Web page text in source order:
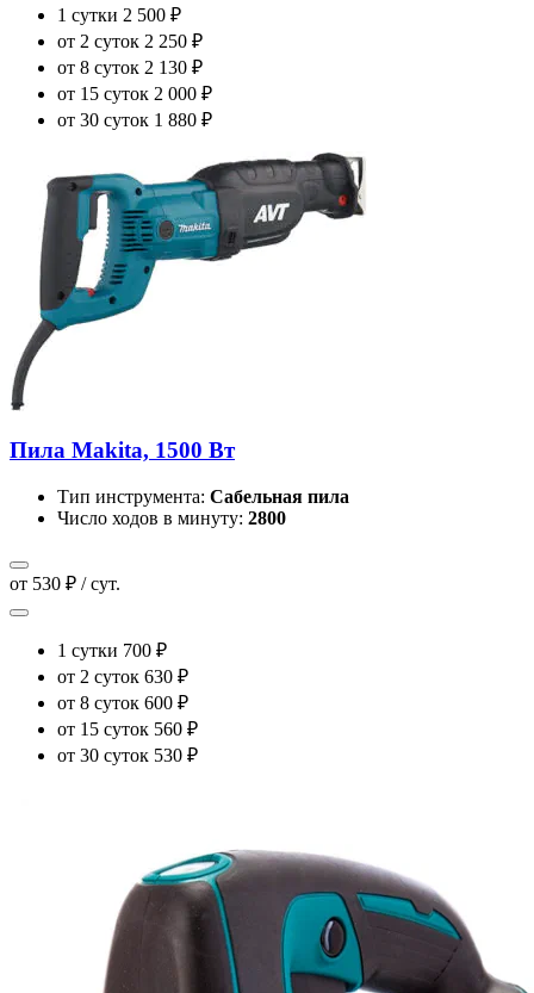
1 сутки 2 500 ₽
от 2 суток 2 250 ₽
от 8 суток 2 130 ₽
от 15 суток 2 000 ₽
от 30 суток 1 880 ₽
Пила Makita, 1500 Вт
Тип инструмента: Сабельная пила
Число ходов в минуту: 2800
от 530 ₽ / сут.
1 сутки 700 ₽
от 2 суток 630 ₽
от 8 суток 600 ₽
от 15 суток 560 ₽
от 30 суток 530 ₽